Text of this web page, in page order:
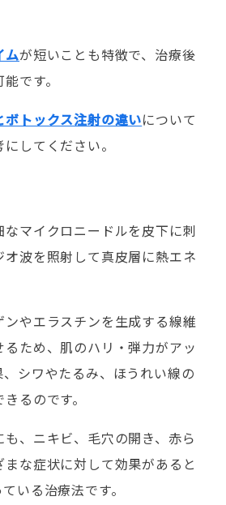
ムが短いことも特徴で、治療後
です。
ボトックス注射の違いについて
してください。
マイクロニードルを皮下に刺
オ波を照射して真皮層に熱エネ
やエラスチンを生成する線維
ため、肌のハリ・弾力がアッ
シワやたるみ、ほうれい線の
るのです。
、ニキビ、毛穴の開き、赤ら
な症状に対して効果があると
いる治療法です。